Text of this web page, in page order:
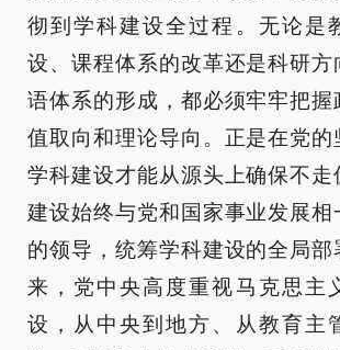
彻到学科建设全过程。无论是
设、课程体系的改革还是科研方
语体系的形成，都必须牢牢把握
值取向和理论导向。正是在党的
学科建设才能从源头上确保不走
建设始终与党和国家事业发展相
的领导，统筹学科建设的全局部
来，党中央高度重视马克思主
设，从中央到地方、从教育主